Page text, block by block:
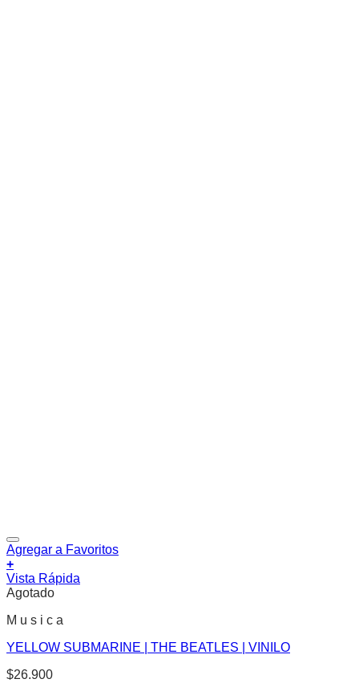
Agregar a Favoritos
+
Vista Rápida
Agotado
M u s i c a
YELLOW SUBMARINE | THE BEATLES | VINILO
$26.900